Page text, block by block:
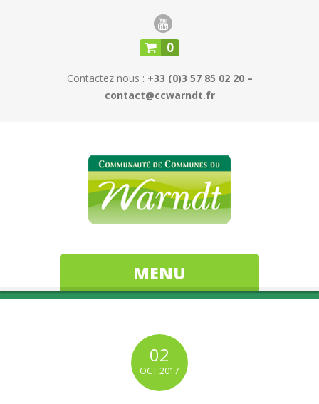
0
Contactez nous : +33 (0)3 57 85 02 20 –
contact@ccwarndt.fr
MENU
02
OCT2017